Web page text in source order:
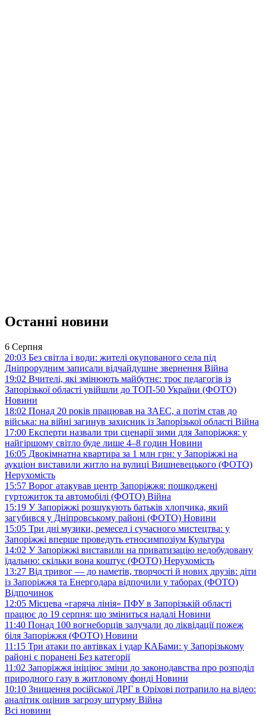
Останні новини
6 Серпня
20:03 Без світла і води: жителі окупованого села під
Дніпрорудним записали відчайдушне звернення Війна
19:02 Вчителі, які змінюють майбутнє: троє педагогів із
Запорізької області увійшли до ТОП-50 України (ФОТО)
Новини
18:02 Понад 20 років працював на ЗАЕС, а потім став до
війська: на війні загинув захисник із Запорізької області Війна
17:00 Експерти назвали три сценарії зими для Запоріжжя: у
найгіршому світло буде лише 4–8 годин Новини
16:05 Двокімнатна квартира за 1 млн грн: у Запоріжжі на
аукціон виставили житло на вулиці Вишневецького (ФОТО)
Нерухомість
15:57 Ворог атакував центр Запоріжжя: пошкоджені
гуртожиток та автомобілі (ФОТО) Війна
15:19 У Запоріжжі розшукують батьків хлопчика, який
загубився у Дніпровському районі (ФОТО) Новини
15:05 Три дні музики, ремесел і сучасного мистецтва: у
Запоріжжі вперше проведуть етносимпозіум Культура
14:02 У Запоріжжі виставили на приватизацію недобудовану
їдальню: скільки вона коштує (ФОТО) Нерухомість
13:27 Від тривог — до наметів, творчості й нових друзів: діти
із Запоріжжя та Енергодара відпочили у таборах (ФОТО)
Відпочинок
12:05 Місцева «гаряча лінія» ПФУ в Запорізькій області
працює до 19 серпня: що зміниться надалі Новини
11:40 Понад 100 вогнеборців залучали до ліквідації пожеж
біля Запоріжжя (ФОТО) Новини
11:15 Три атаки по автівках і удар КАБами: у Запорізькому
районі є поранені Без категорії
11:02 Запоріжжя ініціює зміни до законодавства про розподіл
природного газу в житловому фонді Новини
10:10 Знищення російської ДРГ в Оріхові потрапило на відео:
аналітик оцінив загрозу штурму Війна
Всі новини